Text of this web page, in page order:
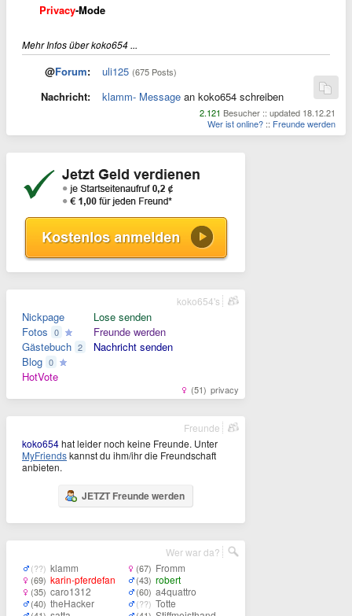
Privacy-Mode
Mehr Infos über koko654 ...
@Forum: uli125 (675 Posts)
Nachricht: klamm- Message an koko654 schreiben
2.121 Besucher :: updated 18.12.21
Wer ist online? :: Freunde werden
Nickpage
Fotos 0
Gästebuch 2
Blog 0
HotVote
Lose senden
Freunde werden
Nachricht senden
(51) privacy
koko654's
koko654hat leider noch keine Freunde. Unter
MyFriendskannst du ihm/ihr die Freundschaft
anbieten.
JETZT Freunde werden
Freunde
(??) klamm
(69) karin-pferdefan
(35) caro1312
(40) theHacker
(67) Fromm
(43) robert
(60) a4quattro
(??) Totte
Wer war da?